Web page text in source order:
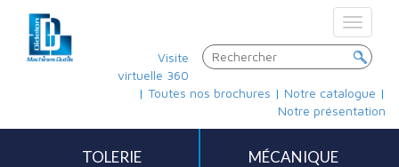
Toggle
Visite
virtuelle 360
| Toutes nos brochures | Notre catalogue |
Notre présentation
TOLERIE MÉCANIQUE